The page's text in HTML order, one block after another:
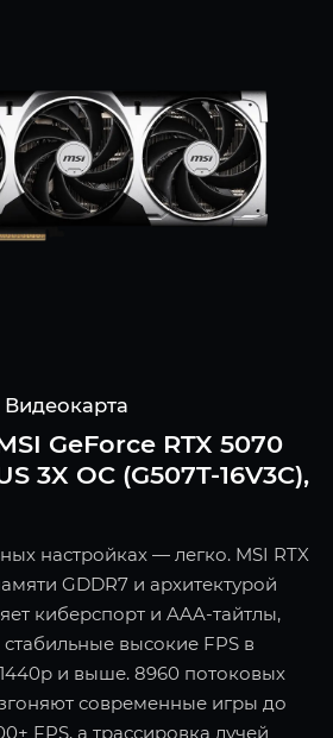
Видеокарта
GeForce RTX 5070
3X OC (G507T-16V3C),
настройках — легко. MSI RTX
GDDR7 и архитектурой
киберспорт и AAA-тайтлы,
высокие FPS в
и выше. 8960 потоковых
современные игры до
FPS, а трассировка лучей